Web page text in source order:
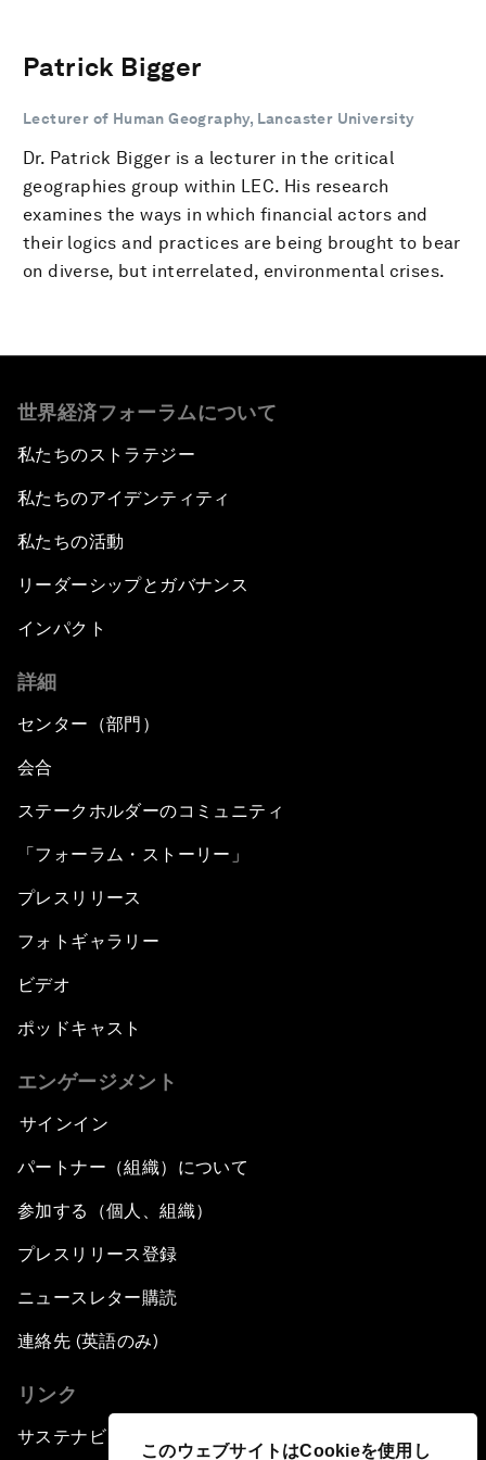
このウェブサイトはCookieを使用し
Patrick Bigger
Lecturer of Human Geography, Lancaster University
Dr. Patrick Bigger is a lecturer in the critical
geographies group within LEC. His research
examines the ways in which financial actors and
their logics and practices are being brought to bear
on diverse, but interrelated, environmental crises.
世界経済フォーラムについて
私たちのストラテジー
私たちのアイデンティティ
私たちの活動
リーダーシップとガバナンス
インパクト
詳細
センター（部門）
会合
ステークホルダーのコミュニティ
「フォーラム・ストーリー」
プレスリリース
フォトギャラリー
ビデオ
ポッドキャスト
エンゲージメント
サインイン
パートナー（組織）について
参加する（個人、組織）
プレスリリース登録
ニュースレター購読
連絡先 (英語のみ)
リンク
サステナビリティへの取り組み